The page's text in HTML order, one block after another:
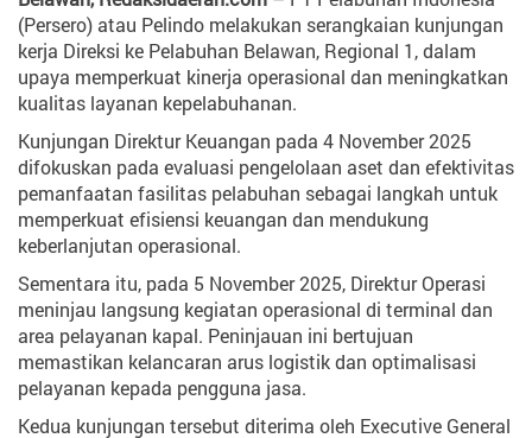
TV
Opini
Rubrik
Desa
Channel
Redaksi
Sijunjung
Redaksi
Jabar
Redaksi
Sawahlunto
Redaksi
(Persero) atau Pelindo melakukan serangkaian kunjungan
kerja Direksi ke Pelabuhan Belawan, Regional 1, dalam
upaya memperkuat kinerja operasional dan meningkatkan
kualitas layanan kepelabuhanan.
Kunjungan Direktur Keuangan pada 4 November 2025
difokuskan pada evaluasi pengelolaan aset dan efektivitas
pemanfaatan fasilitas pelabuhan sebagai langkah untuk
memperkuat efisiensi keuangan dan mendukung
keberlanjutan operasional.
Sementara itu, pada 5 November 2025, Direktur Operasi
meninjau langsung kegiatan operasional di terminal dan
area pelayanan kapal. Peninjauan ini bertujuan
memastikan kelancaran arus logistik dan optimalisasi
pelayanan kepada pengguna jasa.
Kedua kunjungan tersebut diterima oleh Executive General